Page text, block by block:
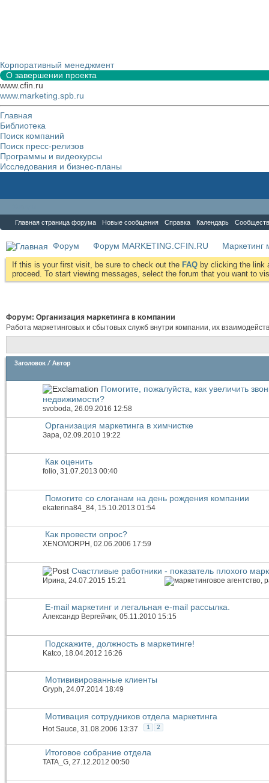
Корпоративный менеджмент
О завершении проекта
www.cfin.ru
www.marketing.spb.ru
Главная
Библиотека
Поиск компаний
Поиск пресс-релизов
Программы и видеокурсы
Исследования и бизнес-планы
Главная страница форума Новые сообщения Справка Календарь
Форум Форум MARKETING.CFIN.RU Маркетинг
If this is your first visit, be sure to check out the FAQ by clicking the link
proceed. To start viewing messages, select the forum that you want to
Форум: Организация маркетинга в компании
Работа маркетинговых и сбытовых служб внутри компании, их
Заголовок / Автор
Помогите, пожалуйста, как увеличить
недвижимости?
svoboda, 26.09.2016 12:58
Организация маркетинга в химчистке
Зара, 02.09.2010 19:22
Как оценить
folio, 31.07.2013 00:40
Помогите со слоганам на день рождения компании
ekaterina84_84 , 15.10.2013 01:54
Как провести опрос?
XENOMORPH , 02.06.2006 17:59
Счастливые работники - показатель плохого
Иринa , 24.07.2015 15:21
E-mail маркетинг и легальная e-mail рассылка.
Александр Вергейчик, 05.11.2010 15:15
Подскажите, должность в маркетинге!
Katco , 18.04.2012 16:26
Мотививированные клиенты
Gryph, 24.07.2014 18:49
Мотивация сотрудников отдела маркетинга
Hot Sauce , 31.08.2006 13:37 1 2
Итоговое собрание отдела
TATA_G, 27.12.2012 00:50